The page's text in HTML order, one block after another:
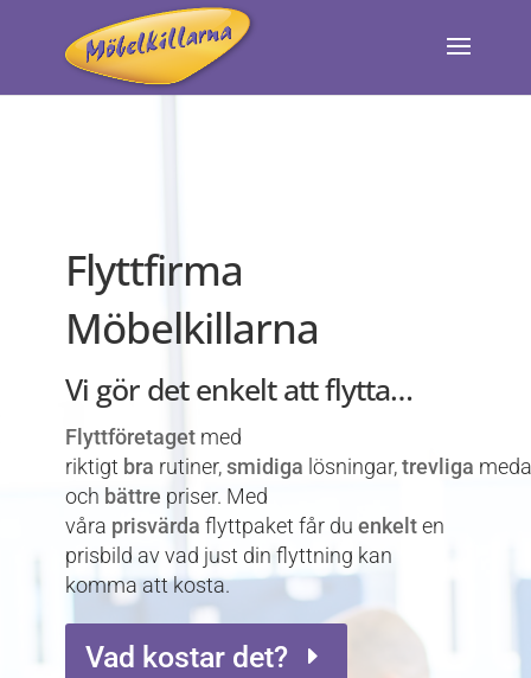
Flyttfirma
Möbelkillarna
Vi gör det enkelt att flytta…
Flyttföretagetmed
riktigt bra rutiner,smidiga lösningar,trevliga
och bättre priser. Med
våra prisvärda flyttpaket får du enkelten
prisbild av vad just din flyttning kan
komma att kosta.
Vad kostar det?